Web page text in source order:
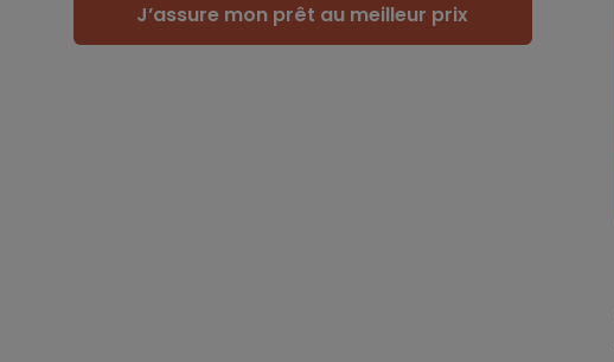
J’assure mon prêt au meilleur prix